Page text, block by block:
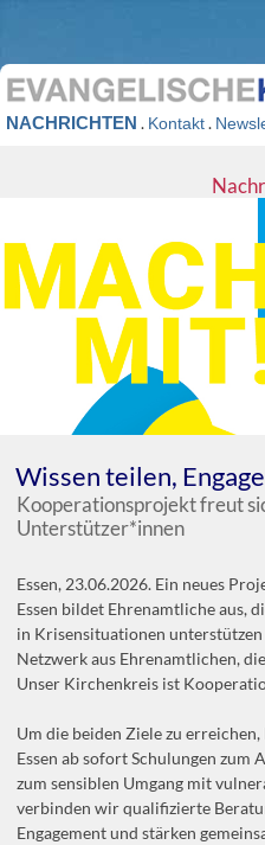
NACHRICHTEN . Kontakt.
Wissen teilen,
Kooperationsprojekt freut
Unterstützer*innen
Essen, 23.06.2026. Ein neues
Essen bildet Ehrenamtliche aus,
in Krisensituationen
Netzwerk aus Ehrenamtlichen,
Unser Kirchenkreis ist
Um die beiden Ziele zu
Essen ab sofort Schulungen
zum sensiblen Umgang mit
verbinden wir qualifizierte
Engagement und stärken